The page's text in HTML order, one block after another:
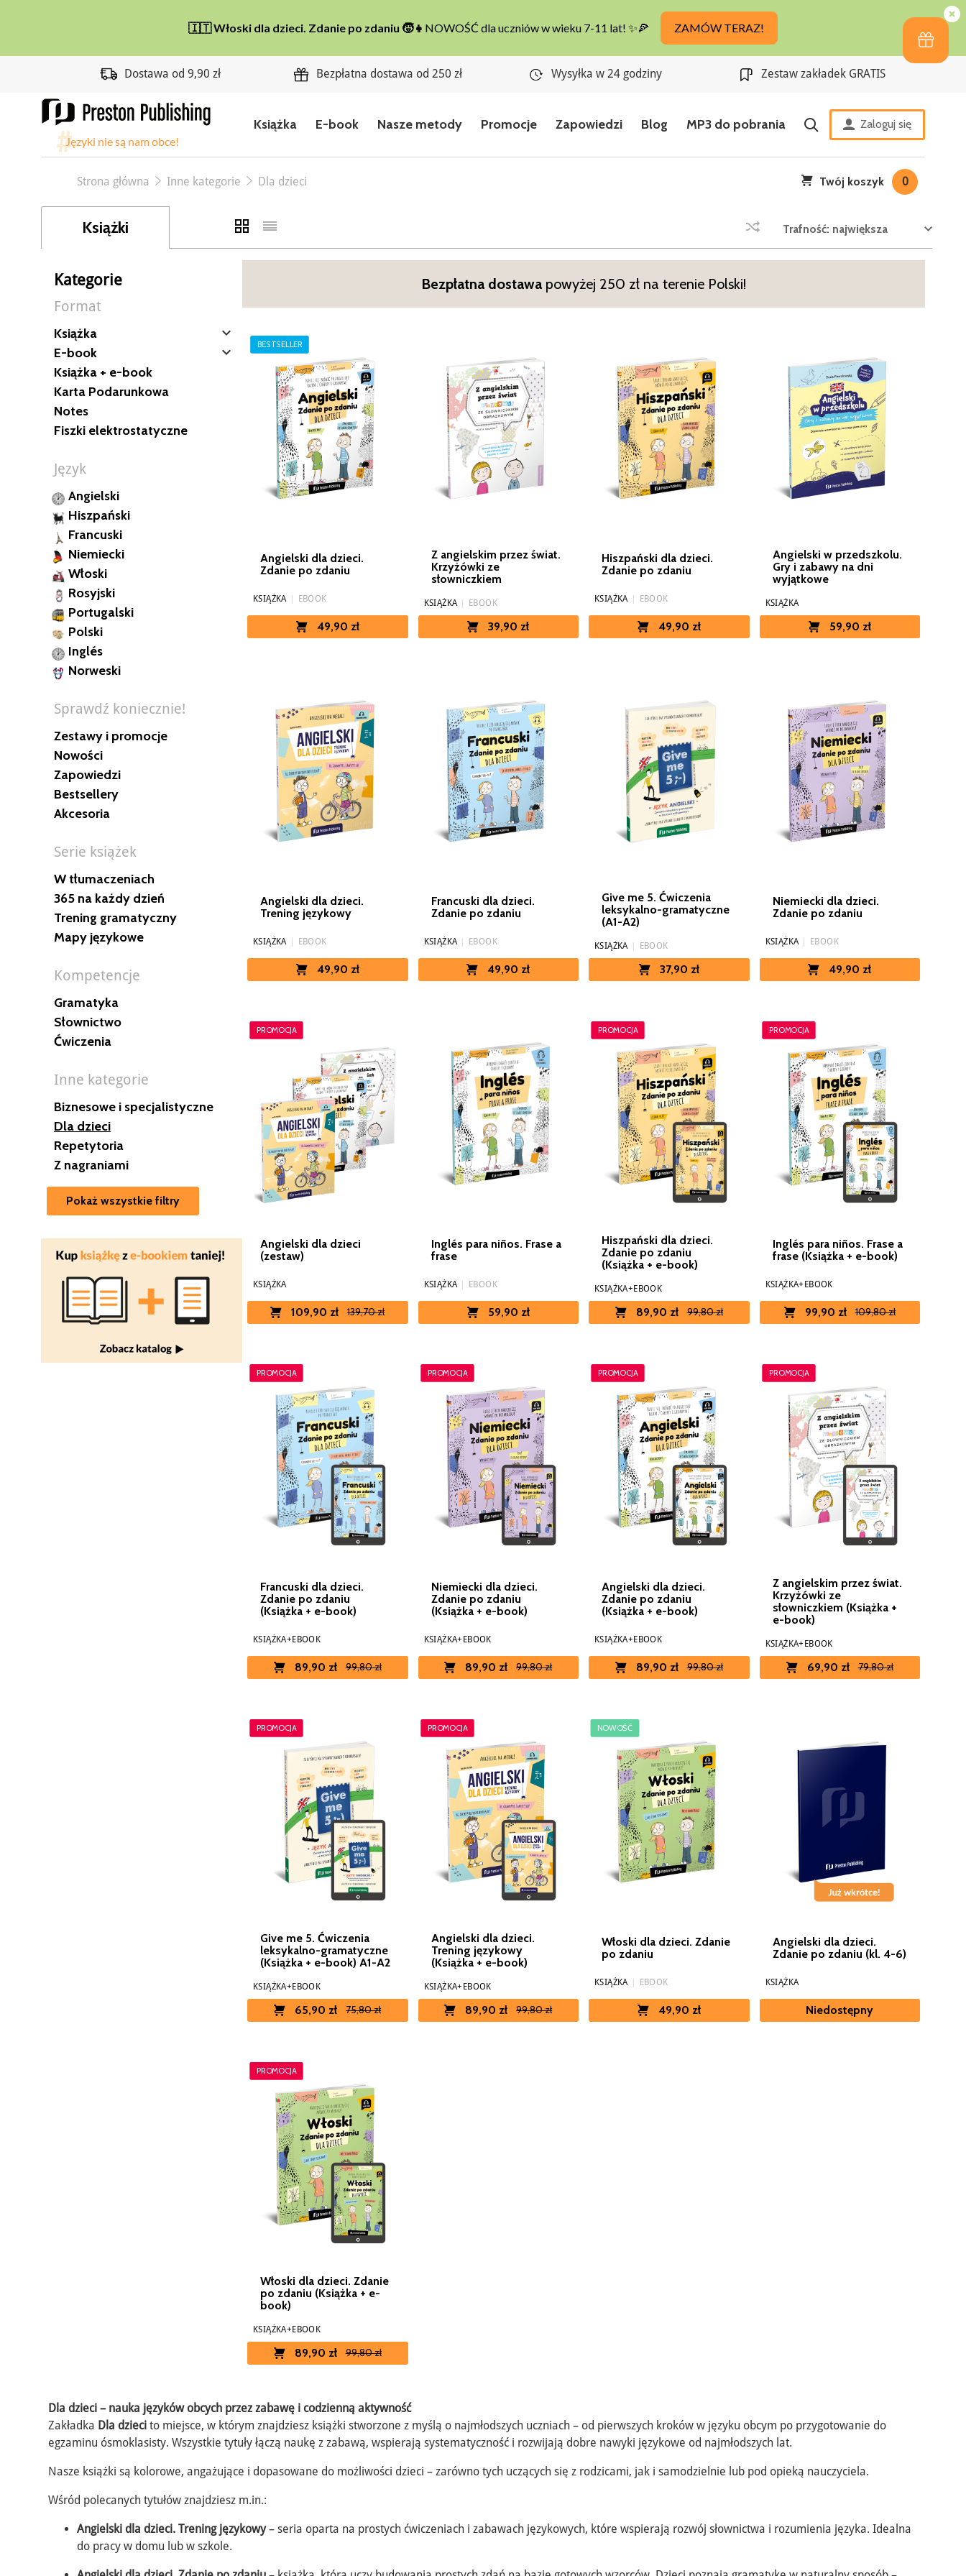
Dostawa od 9,90 zł Bezpłatna dostawa od 250 zł Wysyłka w 24 godziny Zestaw zakładek GRATIS
Książka E-book Nasze metody Promocje Zapowiedzi Blog MP3 do pobrania Zaloguj się
Strona główna Inne kategorie Dla dzieci Twój koszyk 0
Książki
Kategorie
Format
Książka 
E-book 
Książka + e-book
Karta Podarunkowa
Notes
Fiszki elektrostatyczne
Język
Angielski
Hiszpański
Francuski
Niemiecki
Włoski
Rosyjski
Portugalski
Polski
Inglés
Norweski
Sprawdź koniecznie!
Zestawy i promocje
Nowości
Zapowiedzi
Bestsellery
Akcesoria
Serie książek
W tłumaczeniach
365 na każdy dzień
Trening gramatyczny
Mapy językowe
Kompetencje
Gramatyka
Słownictwo
Ćwiczenia
Inne kategorie
Biznesowe i specjalistyczne
Dla dzieci
Repetytoria
Z nagraniami
Pokaż wszystkie filtry
Trafność: największa
Bezpłatna dostawapowyżej 250 zł na terenie Polski!
BESTSELLER
Angielski dla dzieci.
Zdanie po zdaniu
KSIĄŻKA EBOOK
49,90 zł
Z angielskim przez świat.
Krzyżówki ze
słowniczkiem
KSIĄŻKA | EBOOK
39,90 zł
Hiszpański dla dzieci.
Zdanie po zdaniu
KSIĄŻKA EBOOK
49,90 zł
Angielski w przedszkolu.
Gry i zabawy na dni
wyjątkowe
KSIĄŻKA
59,90 zł
Angielski dla dzieci.
Trening językowy
KSIĄŻKA EBOOK
49,90 zł
Francuski dla dzieci.
Zdanie po zdaniu
KSIĄŻKA EBOOK
49,90 zł
Give me 5. Ćwiczenia
leksykalno-gramatyczne
(A1-A2)
KSIĄŻKA | EBOOK
37,90 zł
Niemiecki dla dzieci.
Zdanie po zdaniu
KSIĄŻKA EBOOK
49,90 zł
PROMOCJA
Angielski dla dzieci
(zestaw)
KSIĄŻKA
109,90 zł 139,70 zł
Inglés para niños. Frase a
frase
KSIĄŻKA EBOOK
59,90 zł
PROMOCJA
Hiszpański dla dzieci.
Zdanie po zdaniu
(Książka + e-book)
KSIĄŻKA+EBOOK
89,90 zł 99,80 zł
PROMOCJA
Inglés para niños. Frase a
frase (Książka + e-book)
KSIĄŻKA+EBOOK
99,90 zł 109,80 zł
PROMOCJA
Francuski dla dzieci.
Zdanie po zdaniu
(Książka + e-book)
KSIĄŻKA+EBOOK
89,90 zł 99,80 zł
PROMOCJA
Niemiecki dla dzieci.
Zdanie po zdaniu
(Książka + e-book)
KSIĄŻKA+EBOOK
89,90 zł 99,80 zł
PROMOCJA
Angielski dla dzieci.
Zdanie po zdaniu
(Książka + e-book)
KSIĄŻKA+EBOOK
89,90 zł 99,80 zł
PROMOCJA
Z angielskim przez świat.
Krzyżówki ze
słowniczkiem (Książka +
e-book)
KSIĄŻKA+EBOOK
69,90 zł 79,80 zł
PROMOCJA
Give me 5. Ćwiczenia
leksykalno-gramatyczne
(Książka + e-book) A1-A2
KSIĄŻKA+EBOOK
65,90 zł 75,80 zł
PROMOCJA
Angielski dla dzieci.
Trening językowy
(Książka + e-book)
KSIĄŻKA+EBOOK
89,90 zł 99,80 zł
NOWOŚĆ
Włoski dla dzieci. Zdanie
po zdaniu
KSIĄŻKA EBOOK
49,90 zł
Angielski dla dzieci.
Zdanie po zdaniu (kl. 4-6)
KSIĄŻKA
Niedostępny
PROMOCJA
Włoski dla dzieci. Zdanie
po zdaniu (Książka + e-
book)
KSIĄŻKA+EBOOK
89,90 zł 99,80 zł
Dla dzieci – nauka języków obcych przez zabawę i codzienną aktywność
Zakładka Dla dzieci to miejsce, w którym znajdziesz książki stworzone z myślą o najmłodszych uczniach – od pierwszych kroków w języku obcym po przygotowanie do
egzaminu ósmoklasisty. Wszystkie tytuły łączą naukę z zabawą, wspierają systematyczność i rozwijają dobre nawyki językowe od najmłodszych lat.
Nasze książki są kolorowe, angażujące i dopasowane do możliwości dzieci – zarówno tych uczących się z rodzicami, jak i samodzielnie lub pod opieką nauczyciela.
Wśród polecanych tytułów znajdziesz m.in.:
Angielski dla dzieci. Trening językowy– seria oparta na prostych ćwiczeniach i zabawach językowych, które wspierają rozwój słownictwa i rozumienia języka. Idealna
do pracy w domu lub w szkole.